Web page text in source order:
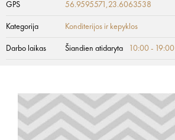
GPS 56.9595571,23.6063538
Kategorija Konditerijos ir kepyklos
Darbo laikas Šiandien atidaryta 10:00 - 19:00